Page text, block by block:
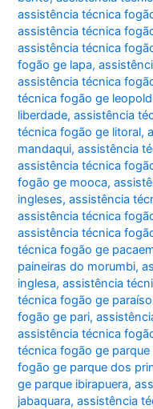
assistência técnica
assistência técnica
assistência técnica
fogão ge lapa,
assistência técnica
técnica fogão ge
liberdade,assistência
técnica fogão ge litoral,
mandaqui,assistência
assistência técnica
fogão ge mooca,
ingleses,assistência
assistência técnica
assistência técnica
técnica fogão ge
paineiras do morumbi,
inglesa,assistência
técnica fogão ge
fogão ge pari,
assistência técnica
técnica fogão ge
fogão ge parque dos
ge parque ibirapuera,
jabaquara,assistência